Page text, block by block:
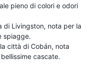
pieno di colori e odori
di Livingston, nota per la
spiagge.
città di Cobán, nota
cascate.